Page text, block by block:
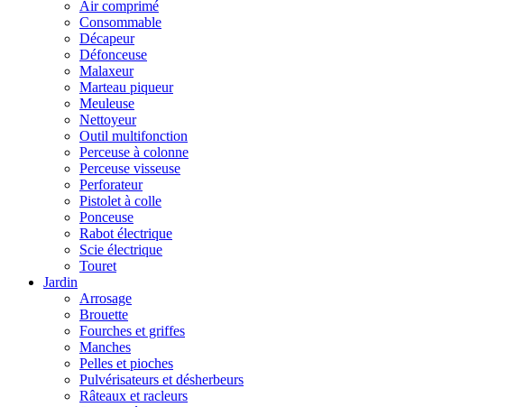
Air comprimé
Consommable
Décapeur
Défonceuse
Malaxeur
Marteau piqueur
Meuleuse
Nettoyeur
Outil multifonction
Perceuse à colonne
Perceuse visseuse
Perforateur
Pistolet à colle
Ponceuse
Rabot électrique
Scie électrique
Touret
Jardin
Arrosage
Brouette
Fourches et griffes
Manches
Pelles et pioches
Pulvérisateurs et désherbeurs
Râteaux et racleurs